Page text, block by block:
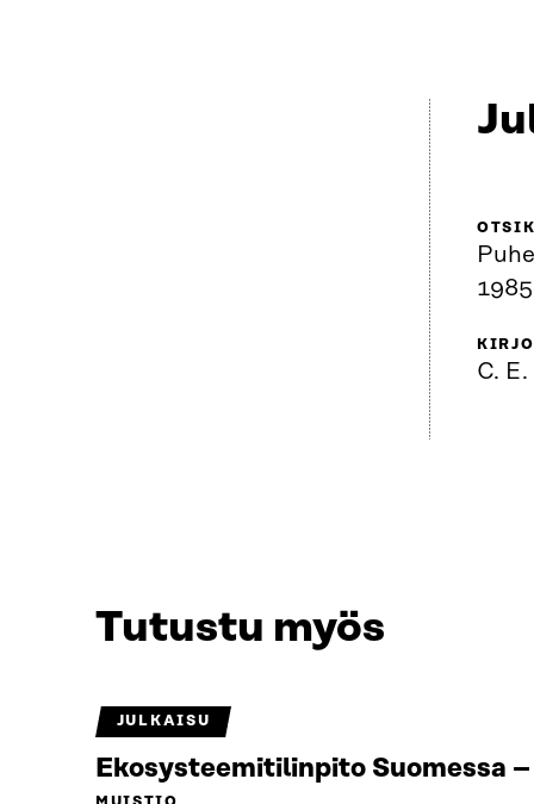
1985
C.
Tutustu myös
JULKAISU
Ekosysteemitilinpito Suomessa